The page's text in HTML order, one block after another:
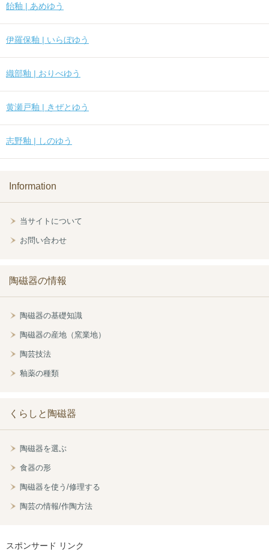
飴釉 | あめゆう
伊羅保釉 | いらぼゆう
織部釉 | おりべゆう
黄瀬戸釉 | きぜとゆう
志野釉 | しのゆう
Information
当サイトについて
お問い合わせ
陶磁器の情報
陶磁器の基礎知識
陶磁器の産地（窯業地）
陶芸技法
釉薬の種類
くらしと陶磁器
陶磁器を選ぶ
食器の形
陶磁器を使う/修理する
陶芸の情報/作陶方法
スポンサード リンク